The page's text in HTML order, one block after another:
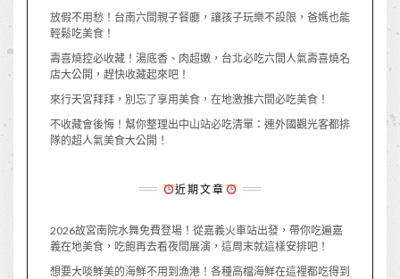
放假不用愁！台南六間親子餐廳，讓孩子玩樂不設限，爸媽也能
輕鬆吃美食！
壽喜燒控必收藏！湯底香、肉超嫩，台北必吃六間人氣壽喜燒名
店大公開，趕快收藏起來吧！
來行天宮拜拜，別忘了享用美食，在地激推六間必吃美食！
不收藏會後悔！幫你整理出中山站必吃清單：連外國觀光客都排
隊的超人氣美食大公開！
近期文章
2026故宮南院水舞免費登場！從嘉義火車站出發，帶你吃遍嘉
義在地美食，吃飽再去看夜間展演，這周末就這樣安排吧！
想要大啖鮮美的海鮮不用到漁港！各種高檔海鮮在這裡都吃得到